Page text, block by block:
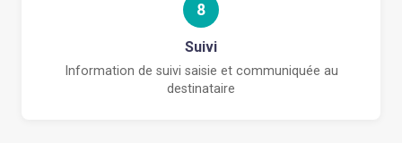
8
Suivi
Information de suivi saisie et communiquée au
destinataire